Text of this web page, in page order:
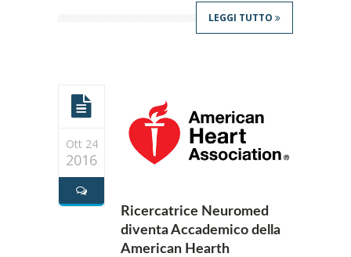
LEGGI TUTTO
Ott 24
2016
Ricercatrice Neuromed
diventa Accademico della
American Hearth